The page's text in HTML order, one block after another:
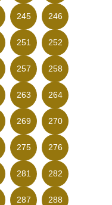
245 246
251 252
257 258
263 264
269 270
275 276
281 282
287 288